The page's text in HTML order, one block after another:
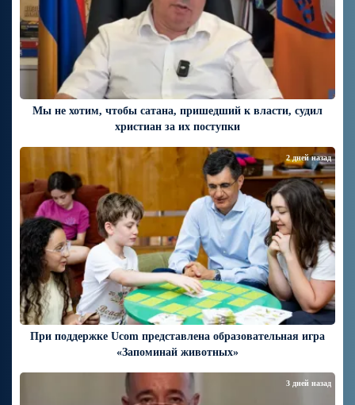
Мы не хотим, чтобы сатана, пришедший к власти, судил
христиан за их поступки
При поддержке Ucom представлена образовательная игра
«Запоминай животных»
2 дней назад
3 дней назад